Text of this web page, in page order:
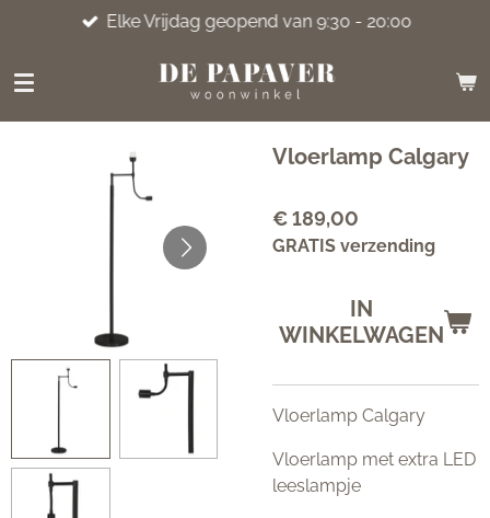
naar
hoofdinhoud
Elke Vrijdag geopend van 9:30 - 20:00
Vloerlamp Calgary
€ 189,00
GRATIS verzending
IN
WINKELWAGEN
Vloerlamp Calgary
Vloerlamp met extra LED
leeslampje